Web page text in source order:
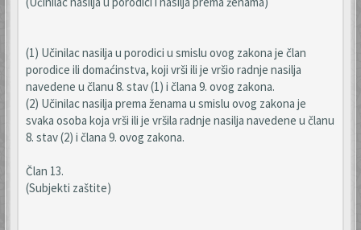
(1) Učinilac nasilja u porodici u smislu ovog zakona je član
porodice ili domaćinstva, koji vrši ili je vršio radnje nasilja
navedene u članu 8. stav (1) i člana 9. ovog zakona.
(2) Učinilac nasilja prema ženama u smislu ovog zakona je
svaka osoba koja vrši ili je vršila radnje nasilja navedene u članu
8. stav (2) i člana 9. ovog zakona.
Član 13.
(Subjekti zaštite)